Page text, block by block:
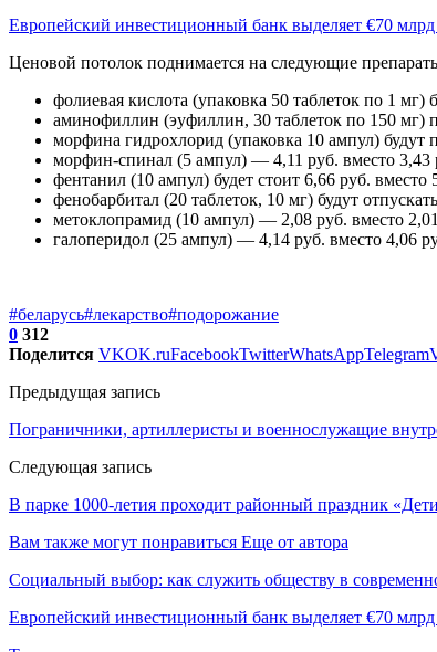
Европейский инвестиционный банк выделяет €70
Ценовой потолок поднимается на следующие
фолиевая кислота (упаковка 50 таблеток по 1 мг)
аминофиллин (эуфиллин, 30 таблеток по 150 мг)
морфина гидрохлорид (упаковка 10 ампул) будут
морфин-спинал (5 ампул) — 4,11 руб. вместо 3,43
фентанил (10 ампул) будет стоит 6,66 руб. вместо
фенобарбитал (20 таблеток, 10 мг) будут
метоклопрамид (10 ампул) — 2,08 руб. вместо
галоперидол (25 ампул) — 4,14 руб. вместо 4,06
#беларусь#лекарство#подорожание
0 312
Поделится VKOK.ruFacebookTwitterWhatsAppTelegram
Предыдущая запись
Пограничники, артиллеристы и военнослужащие
Следующая запись
В парке 1000-летия проходит районный праздник
Вам также могут понравиться Еще от автора
Социальный выбор: как служить обществу в
Европейский инвестиционный банк выделяет €70